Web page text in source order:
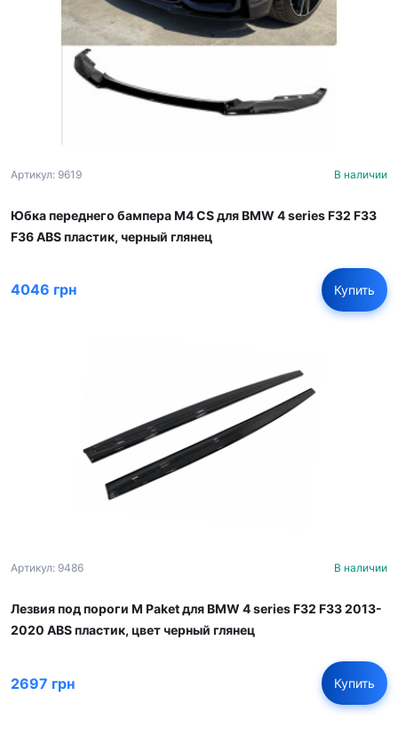
Артикул: 9619 В наличии
Юбка переднего бампера M4 CS для BMW 4 series F32 F33
F36 ABS пластик, черный глянец
4046 грн Купить
Артикул: 9486 В наличии
Лезвия под пороги M Paket для BMW 4 series F32 F33 2013-
2020 ABS пластик, цвет черный глянец
2697 грн Купить